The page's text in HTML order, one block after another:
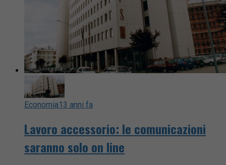
Economia13 anni fa
Lavoro accessorio: le comunicazioni
saranno solo on line